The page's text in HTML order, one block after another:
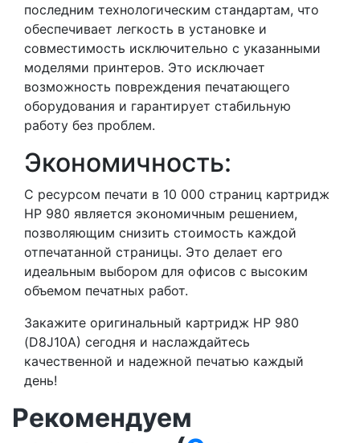
последним технологическим стандартам, что
обеспечивает легкость в установке и
совместимость исключительно с указанными
моделями принтеров. Это исключает
возможность повреждения печатающего
оборудования и гарантирует стабильную
работу без проблем.
Экономичность:
С ресурсом печати в 10 000 страниц картридж
HP 980 является экономичным решением,
позволяющим снизить стоимость каждой
отпечатанной страницы. Это делает его
идеальным выбором для офисов с высоким
объемом печатных работ.
Закажите оригинальный картридж HP 980
(D8J10A) сегодня и наслаждайтесь
качественной и надежной печатью каждый
день!
Рекомендуем